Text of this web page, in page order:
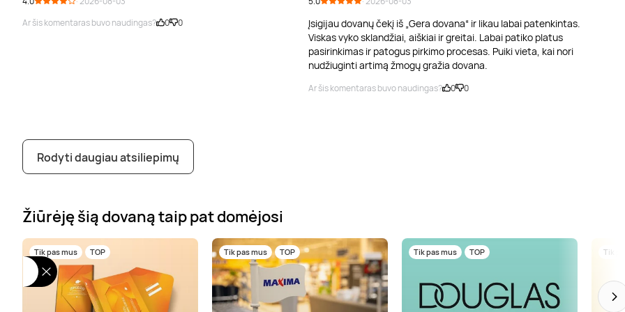
Ar šis komentaras buvo naudingas?
0 0
Įsigijau dovanų čekį iš „Gera dovana“ ir likau labai patenkintas.
Viskas vyko sklandžiai, aiškiai ir greitai. Labai patiko platus
pasirinkimas ir patogus pirkimo procesas. Puiki vieta, kai nori
nudžiuginti artimą žmogų gražia dovana.
Ar šis komentaras buvo naudingas? 0 0
Rodyti daugiau atsiliepimų
Žiūrėję šią dovaną taip pat domėjosi
Tik pas mus TOP Tik pas mus TOP Tik pas mus TOP Tik